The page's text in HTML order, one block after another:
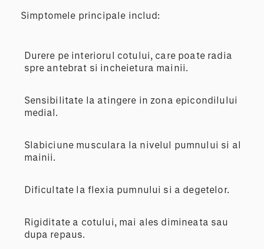
Simptomele principale includ:
Durere pe interiorul cotului, care poate radia
spre antebrat si incheietura mainii.
Sensibilitate la atingere in zona epicondilului
medial.
Slabiciune musculara la nivelul pumnului si al
mainii.
Dificultate la flexia pumnului si a degetelor.
Rigiditate a cotului, mai ales dimineata sau
dupa repaus.